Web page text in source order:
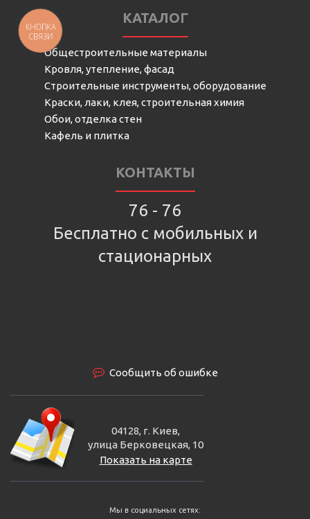
КАТАЛОГ
Общестроительные материалы
Кровля, утепление, фасад
Строительные инструменты, оборудование
Краски, лаки, клея, строительная химия
Обои, отделка стен
Кафель и плитка
КОНТАКТЫ
76 - 76
Бесплатно с мобильных и
стационарных
Сообщить об ошибке
04128, г. Киев,
улица Берковецкая, 10
Показать на карте
Мы в социальных сетях:
КНОПКА
СВЯЗИ